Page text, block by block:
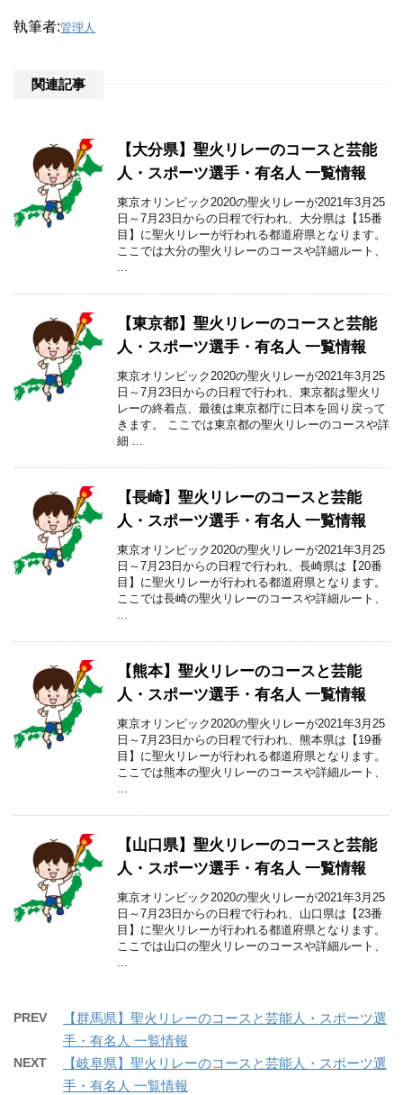
執筆者:管理人
関連記事
【大分県】聖火リレーのコースと芸能
人・スポーツ選手・有名人 一覧情報
東京オリンピック2020の聖火リレーが2021年3月25
日～7月23日からの日程で行われ、大分県は【15番
目】に聖火リレーが行われる都道府県となります。
ここでは大分の聖火リレーのコースや詳細ルート、
...
【東京都】聖火リレーのコースと芸能
人・スポーツ選手・有名人 一覧情報
東京オリンピック2020の聖火リレーが2021年3月25
日～7月23日からの日程で行われ、東京都は聖火リ
レーの終着点、最後は東京都庁に日本を回り戻って
きます。 ここでは東京都の聖火リレーのコースや詳
細 ...
【長崎】聖火リレーのコースと芸能
人・スポーツ選手・有名人 一覧情報
東京オリンピック2020の聖火リレーが2021年3月25
日～7月23日からの日程で行われ、長崎県は【20番
目】に聖火リレーが行われる都道府県となります。
ここでは長崎の聖火リレーのコースや詳細ルート、
...
【熊本】聖火リレーのコースと芸能
人・スポーツ選手・有名人 一覧情報
東京オリンピック2020の聖火リレーが2021年3月25
日～7月23日からの日程で行われ、熊本県は【19番
目】に聖火リレーが行われる都道府県となります。
ここでは熊本の聖火リレーのコースや詳細ルート、
...
【山口県】聖火リレーのコースと芸能
人・スポーツ選手・有名人 一覧情報
東京オリンピック2020の聖火リレーが2021年3月25
日～7月23日からの日程で行われ、山口県は【23番
目】に聖火リレーが行われる都道府県となります。
ここでは山口の聖火リレーのコースや詳細ルート、
...
PREV
【群馬県】聖火リレーのコースと芸能人・スポーツ選
手・有名人 一覧情報
NEXT
【岐阜県】聖火リレーのコースと芸能人・スポーツ選
手・有名人 一覧情報